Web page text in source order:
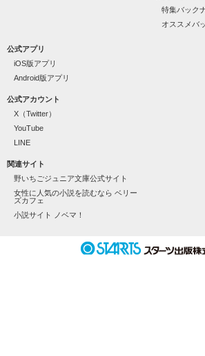
天地 琥珀
-Amachi Kohaku-
┈┈┈┈┈┈┈┈┈┈┈┈┈┈┈┈◆◇
男の子が苦手だったはずなのに
「なぁ、そろそろ俺のこと好きになれよ」
なぜかドキドキが止まらない。
特集バック
オススメバ
公式アプリ
iOS版アプリ
Android版アプリ
公式アカウント
X（Twitter）
YouTube
LINE
関連サイト
野いちごジュニア文庫公式サイト
女性に人気の小説を読むなら ベリー
ズカフェ
小説サイト ノベマ！